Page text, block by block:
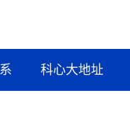
科心大地址